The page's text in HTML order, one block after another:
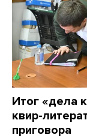
Итог «дела
квир-
приговора